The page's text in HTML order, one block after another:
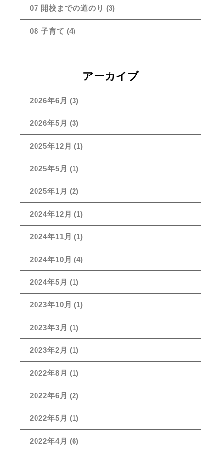
07 開校までの道のり (3)
08 子育て (4)
アーカイブ
2026年6月 (3)
2026年5月 (3)
2025年12月 (1)
2025年5月 (1)
2025年1月 (2)
2024年12月 (1)
2024年11月 (1)
2024年10月 (4)
2024年5月 (1)
2023年10月 (1)
2023年3月 (1)
2023年2月 (1)
2022年8月 (1)
2022年6月 (2)
2022年5月 (1)
2022年4月 (6)